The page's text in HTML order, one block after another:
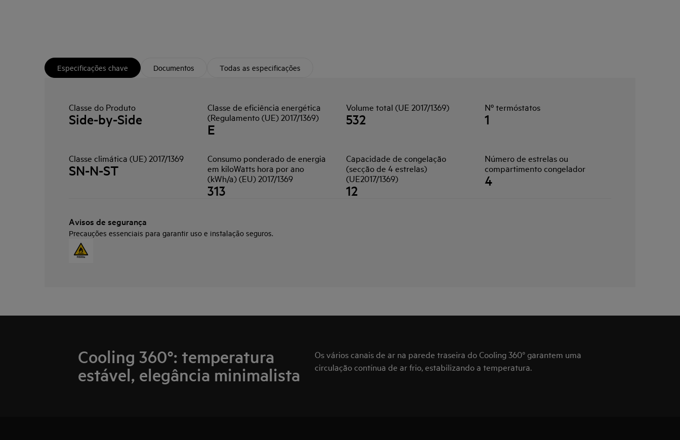
Especificações chave Documentos Todas as especificações
Classe do Produto
Side-by-Side
Classe de eficiência energética
(Regulamento (UE) 2017/1369)
E
Volume total (UE 2017/1369)
532
Nº termóstatos
1
Classe climática (UE) 2017/1369
SN-N-ST
Consumo ponderado de energia
em kiloWatts hora por ano
(kWh/a) (EU) 2017/1369
313
Capacidade de congelação
(secção de 4 estrelas)
(UE2017/1369)
12
Número de estrelas ou
compartimento congelador
4
Avisos de segurança
Precauções essenciais para garantir uso e instalação seguros.
Cooling 360°: temperatura
estável, elegância minimalista
Os vários canais de ar na parede traseira do Cooling 360° garantem uma
circulação contínua de ar frio, estabilizando a temperatura.